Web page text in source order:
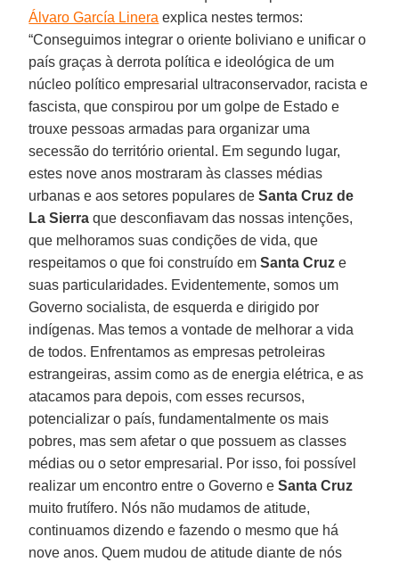
Álvaro García Linera explica nestes termos:
“Conseguimos integrar o oriente boliviano e unificar o
país graças à derrota política e ideológica de um
núcleo político empresarial ultraconservador, racista e
fascista, que conspirou por um golpe de Estado e
trouxe pessoas armadas para organizar uma
secessão do território oriental. Em segundo lugar,
estes nove anos mostraram às classes médias
urbanas e aos setores populares deSanta Cruz de
La Sierra que desconfiavam das nossas intenções,
que melhoramos suas condições de vida, que
respeitamos o que foi construído emSanta Cruz e
suas particularidades. Evidentemente, somos um
Governo socialista, de esquerda e dirigido por
indígenas. Mas temos a vontade de melhorar a vida
de todos. Enfrentamos as empresas petroleiras
estrangeiras, assim como as de energia elétrica, e as
atacamos para depois, com esses recursos,
potencializar o país, fundamentalmente os mais
pobres, mas sem afetar o que possuem as classes
médias ou o setor empresarial. Por isso, foi possível
realizar um encontro entre o Governo eSanta Cruz
muito frutífero. Nós não mudamos de atitude,
continuamos dizendo e fazendo o mesmo que há
nove anos. Quem mudou de atitude diante de nós